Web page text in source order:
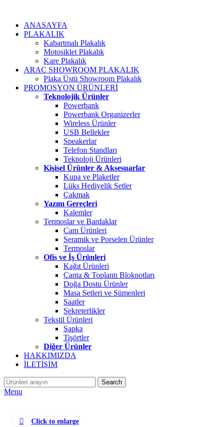
ANASAYFA
PLAKALIK
Kabartmalı Plakalık
Motosiklet Plakalık
Kare Plakalık
ARAÇ SHOWROOM PLAKALIK
Plaka Üstü Showroom Plakalık
PROMOSYON ÜRÜNLERİ
Teknolojik Ürünler
Powerbank
Powerbank Organizerler
Wireless Ürünler
USB Bellekler
Speakerlar
Telefon Standları
Teknoloji Ürünleri
Kişisel Ürünler & Aksesuarlar
Kupa ve Plaketler
Lüks Hediyelik Setler
Çakmak
Yazım Gereçleri
Kalemler
Termoslar ve Bardaklar
Cam Ürünleri
Seramik ve Porselen Ürünler
Termoslar
Ofis ve İş Ürünleri
Kağıt Ürünleri
Çanta & Toplantı Bloknotları
Doğa Dostu Ürünler
Masa Setleri ve Sümenleri
Saatler
Sekreterlikler
Tekstil Ürünleri
Şapka
Tişörtler
Diğer Ürünler
HAKKIMIZDA
İLETİŞİM
Search
Menu
Click to enlarge